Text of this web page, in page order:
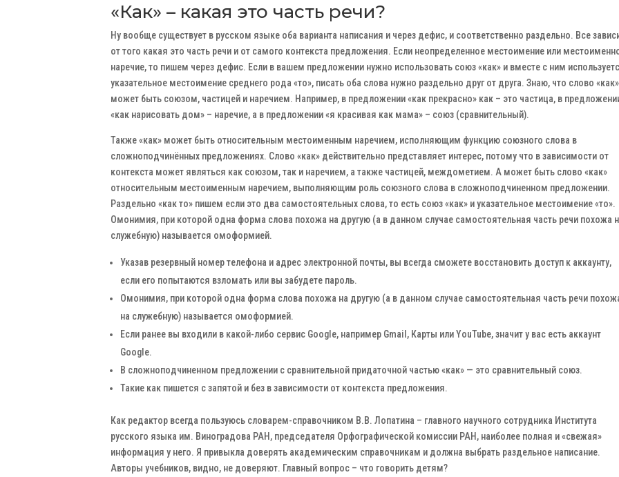
«Как» – какая это часть речи?
Ну вообще существует в русском языке оба варианта написания и через дефис, и соответственно раздельно. Все
от того какая это часть речи и от самого контекста предложения. Если неопределенное местоимение или
наречие, то пишем через дефис. Если в вашем предложении нужно использовать союз «как» и вместе с ним
указательное местоимение среднего рода «то», писать оба слова нужно раздельно друг от друга. Знаю, что слово «как»
может быть союзом, частицей и наречием. Например, в предложении «как прекрасно» как – это частица, в
«как нарисовать дом» – наречие, а в предложении «я красивая как мама» – союз (сравнительный).
Также «как» может быть относительным местоименным наречием, исполняющим функцию союзного слова в
сложноподчинённых предложениях. Слово «как» действительно представляет интерес, потому что в зависимости от
контекста может являться как союзом, так и наречием, а также частицей, междометием. А может быть слово «как»
относительным местоименным наречием, выполняющим роль союзного слова в сложноподчиненном предложении.
Раздельно «как то» пишем если это два самостоятельных слова, то есть союз «как» и указательное местоимение «то».
Омонимия, при которой одна форма слова похожа на другую (а в данном случае самостоятельная часть речи похожа
служебную) называется омоформией.
Указав резервный номер телефона и адрес электронной почты, вы всегда сможете восстановить доступ к аккаунту,
если его попытаются взломать или вы забудете пароль.
Омонимия, при которой одна форма слова похожа на другую (а в данном случае самостоятельная часть речи
на служебную) называется омоформией.
Если ранее вы входили в какой-либо сервис Google, например Gmail, Карты или YouTube, значит у вас есть аккаунт
Google.
В сложноподчиненном предложении с сравнительной придаточной частью «как» — это сравнительный союз.
Такие как пишется с запятой и без в зависимости от контекста предложения.
Как редактор всегда пользуюсь словарем-справочником В.В. Лопатина – главного научного сотрудника Института
русского языка им. Виноградова РАН, председателя Орфографической комиссии РАН, наиболее полная и «свежая»
информация у него. Я привыкла доверять академическим справочникам и должна выбрать раздельное написание.
Авторы учебников, видно, не доверяют. Главный вопрос – что говорить детям?